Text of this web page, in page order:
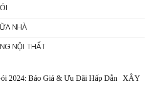
NHÀ
NỘI THẤT